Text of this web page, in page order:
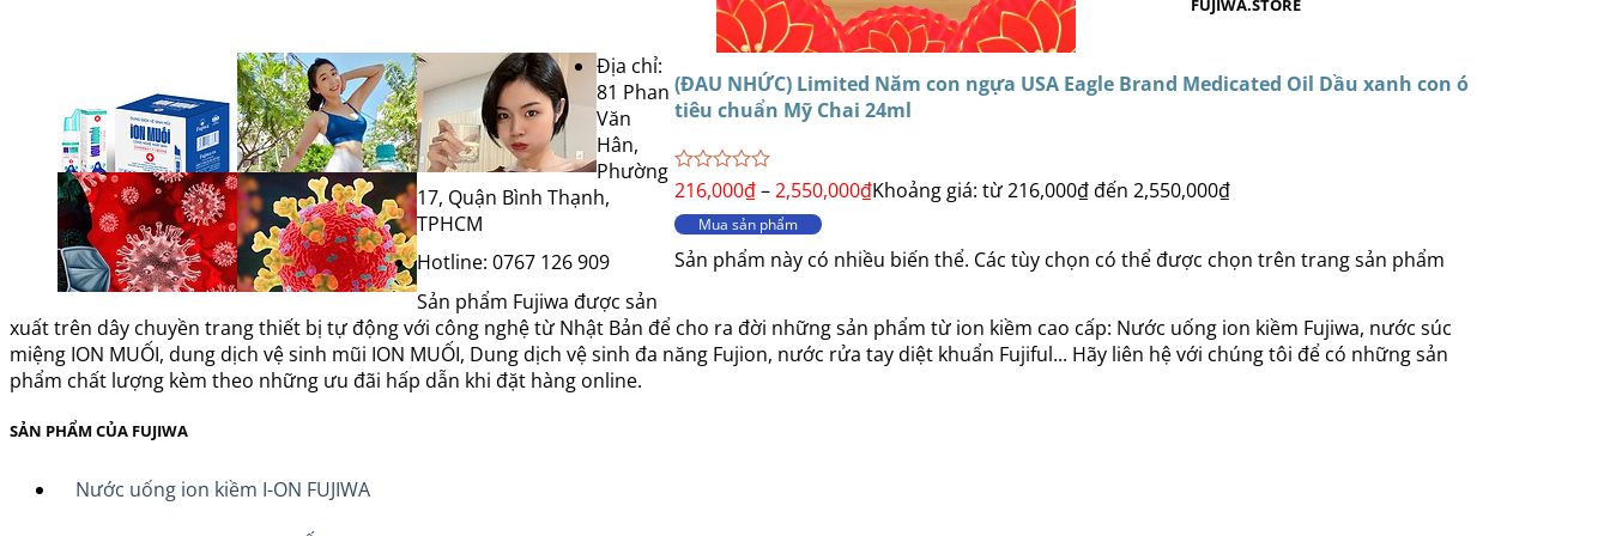
(ĐAU NHỨC) Limited Năm con ngựa USA Eagle Brand Medicated Oil Dầu xanh con ó
tiêu chuẩn Mỹ Chai 24ml
Được
hạng
5
216,000₫–2,550,000₫Khoảng giá: từ 216,000₫ đến 2,550,000₫
Mua sản phẩm
Sản phẩm này có nhiều biến thể. Các tùy chọn có thể được chọn trên trang sản phẩm
FUJIWA.STORE
Địa chỉ:
81 Phan
Văn
Hân,
Phường
17, Quận Bình Thạnh,
TPHCM
Hotline: 0767 126 909
Sản phẩm Fujiwa được sản
xuất trên dây chuyền trang thiết bị tự động với công nghệ từ Nhật Bản để cho ra đời những sản phẩm từ ion kiềm cao cấp: Nước uống ion kiềm Fujiwa, nước súc
miệng ION MUỐI, dung dịch vệ sinh mũi ION MUỐI, Dung dịch vệ sinh đa năng Fujion, nước rửa tay diệt khuẩn Fujiful... Hãy liên hệ với chúng tôi để có những sản
phẩm chất lượng kèm theo những ưu đãi hấp dẫn khi đặt hàng online.
SẢN PHẨM CỦA FUJIWA
Nước uống ion kiềm I-ON FUJIWA